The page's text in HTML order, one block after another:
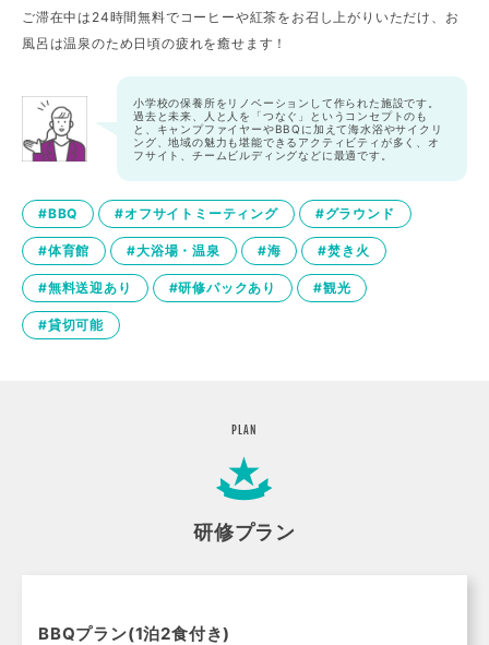
ご滞在中は24時間無料でコーヒーや紅茶をお召し上がりいただけ、お
風呂は温泉のため日頃の疲れを癒せます！
小学校の保養所をリノベーションして作られた施設です。
過去と未来、人と人を「つなぐ」というコンセプトのも
と、キャンプファイヤーやBBQに加えて海水浴やサイクリ
ング、地域の魅力も堪能できるアクティビティが多く、オ
フサイト、チームビルディングなどに最適です。
#BBQ #オフサイトミーティング #グラウンド
#体育館 #大浴場・温泉 #海 #焚き火
#無料送迎あり #研修パックあり #観光
#貸切可能
PLAN
研修プラン
BBQプラン(1泊2食付き)